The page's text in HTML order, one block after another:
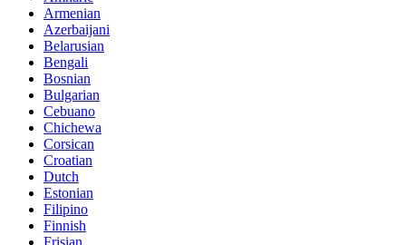
Armenian
Azerbaijani
Belarusian
Bengali
Bosnian
Bulgarian
Cebuano
Chichewa
Corsican
Croatian
Dutch
Estonian
Filipino
Finnish
Frisian